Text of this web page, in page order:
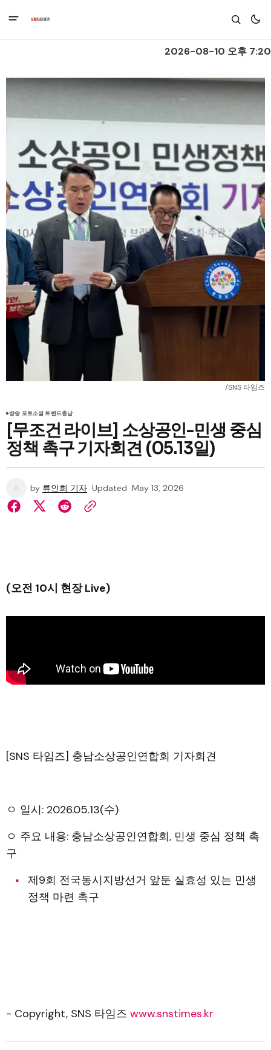
2026-08-10 오후 7:20
/SNS 타임즈
방송 포토소셜 트렌드충남
[무조건 라이브] 소상공인-민생 중심
정책 촉구 기자회견 (05.13일)
by 류인희 기자 Updated May 13, 2026
(오전 10시 현장 Live)
[SNS 타임즈] 충남소상공인연합회 기자회견
ㅇ 일시: 2026.05.13(수)
ㅇ 주요 내용: 충남소상공인연합회, 민생 중심 정책 촉
구
제9회 전국동시지방선거 앞둔 실효성 있는 민생
정책 마련 촉구
- Copyright, SNS 타임즈 www.snstimes.kr